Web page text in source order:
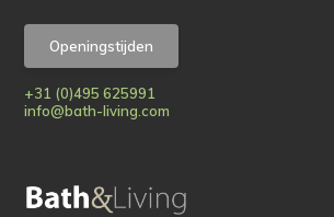
Openingstijden
+31 (0)495 625991
info@bath-living.com